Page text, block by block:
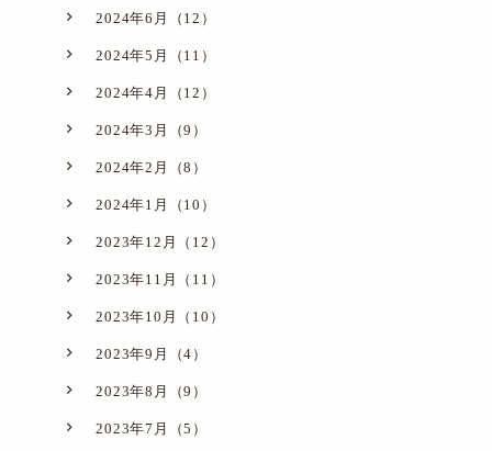
2024年6月（12）
2024年5月（11）
2024年4月（12）
2024年3月（9）
2024年2月（8）
2024年1月（10）
2023年12月（12）
2023年11月（11）
2023年10月（10）
2023年9月（4）
2023年8月（9）
2023年7月（5）